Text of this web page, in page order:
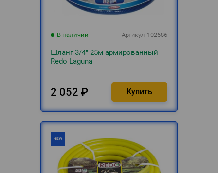
В наличии Артикул 102686
Шланг 3/4" 25м армированный
Redo Laguna
2 052 ₽